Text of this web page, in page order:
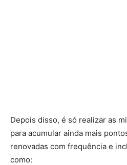
Depois disso, é só realizar as
para acumular ainda mais
renovadas com frequência e
como: